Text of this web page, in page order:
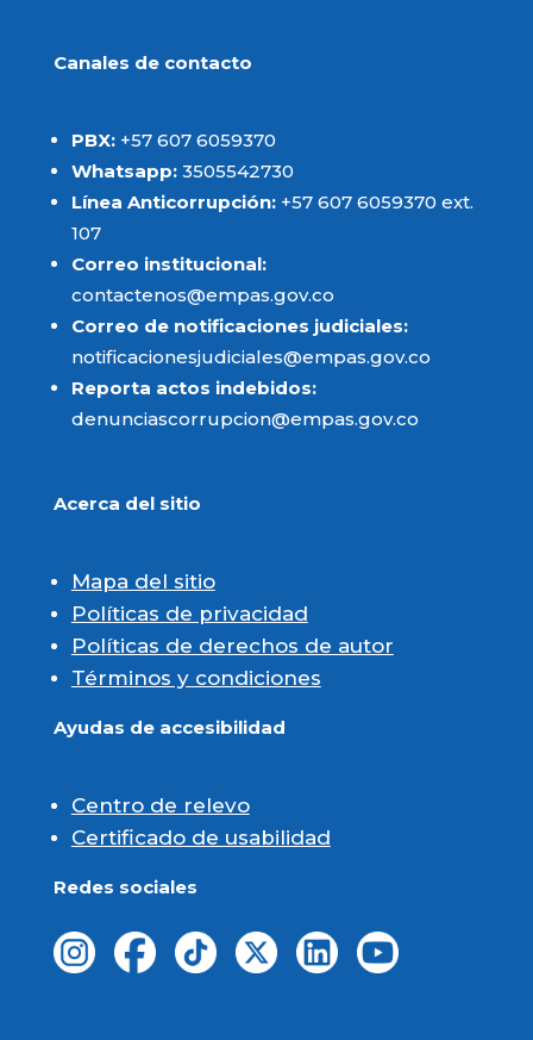
Canales de contacto
PBX:+57 607 6059370
Whatsapp:3505542730
Línea Anticorrupción:+57 607 6059370 ext.
107
Correo institucional:
contactenos@empas.gov.co
Correo de notificaciones judiciales:
notificacionesjudiciales@empas.gov.co
Reporta actos indebidos:
denunciascorrupcion@empas.gov.co
Acerca del sitio
Mapa del sitio
Políticas de privacidad
Políticas de derechos de autor
Términos y condiciones
Ayudas de accesibilidad
Centro de relevo
Certificado de usabilidad
Redes sociales